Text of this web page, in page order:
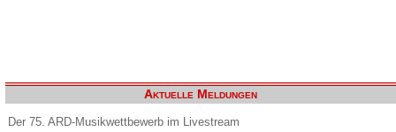
Aktuelle Meldungen
Der 75. ARD-Musikwettbewerb im Livestream